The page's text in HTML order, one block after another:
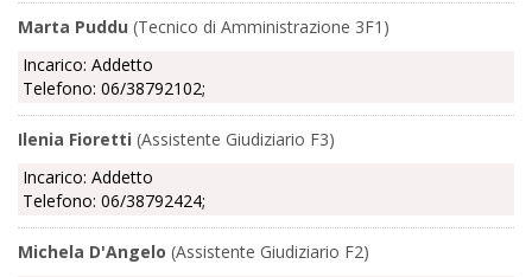
Marta Puddu (Tecnico di Amministrazione 3F1)
Incarico: Addetto
Telefono: 06/38792102;
Ilenia Fioretti (Assistente Giudiziario F3)
Incarico: Addetto
Telefono: 06/38792424;
Michela D'Angelo (Assistente Giudiziario F2)